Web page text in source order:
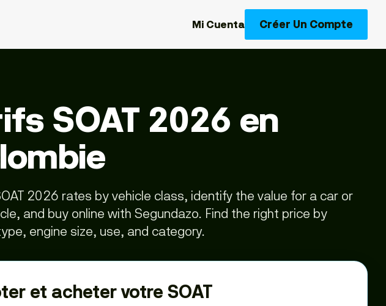
Mi Cuenta Créer Un Compte
SOAT 2026 en
2026 rates by vehicle class, identify the value for a car or
and buy online with Segundazo. Find the right price by
engine size, use, and category.
et acheter votre SOAT